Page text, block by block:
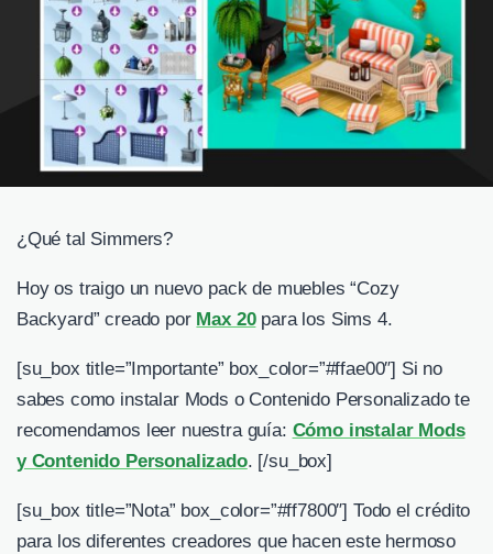
¿Qué tal Simmers?
Hoy os traigo un nuevo pack de muebles “Cozy
Backyard” creado por Max 20para los Sims 4.
[su_box title=”Importante” box_color=”#ffae00″] Si no
sabes como instalar Mods o Contenido Personalizado te
recomendamos leer nuestra guía: Cómo instalar Mods
y Contenido Personalizado. [/su_box]
[su_box title=”Nota” box_color=”#ff7800″] Todo el crédito
para los diferentes creadores que hacen este hermoso